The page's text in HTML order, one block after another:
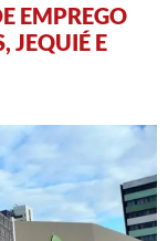
EMPREGO
JEQUIÉ E